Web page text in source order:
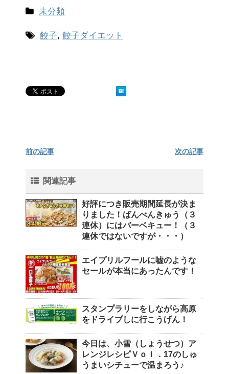
未分類
餃子, 餃子ダイエット
前の記事 次の記事
関連記事
好評につき販売期間延長が決ま
りました！ばんべんきゅう（３
連休）にはバーベキュー！（３
連休ではないですが・・・）
エイプリルフールに嘘のような
セールが本当にあったんです！
スタンプラリーをしながら高原
をドライブしに行こうげん！
今日は、小雪（しょうせつ）ア
レンジレシピＶｏｌ．17のしゅ
うまいシチューで温まろう♪